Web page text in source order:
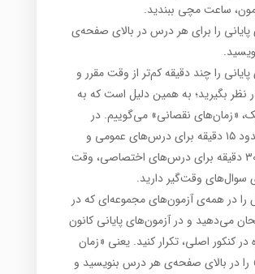
ساعت مچی ببندید.
پایانی را برای هر درس در بالای صفحه‌ی
را چند دقیقه کم‌تر از وقت مقرر و
نظر بگیرید؛ به همین دلیل است که به
«زمان‌‌های نقصانی» می‌گوییم. در
پایان، حدود ۱۵ دقیقه برای درس‌های عمومی و
بیش از ۳۰ دقیقه برای درس‌های اختصاصی، وقت
سوال‌های وقت‌گیر دارید.
را در همه‌ی آزمون‌های مجموعه‌ای که در
می‌دهید و در آزمون‌های پایانی کانون
در کنکور اصلی، تکرار کنید. یعنی «زمان
را در بالای صفحه‌ی هر درس بنویسید و